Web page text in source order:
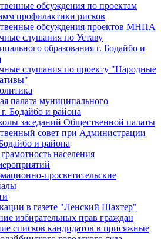
обсуждения по проектам
профилактики рисков
обсуждения проектов МНПА
слушания по Уставу
образования г. Бодайбо и
слушания по проекту "Народные
палата муниципального
Бодайбо и района
заседаний Общественной палаты
совет при Администрации
и района
населения
просветительские
в газете "Ленский Шахтер"
избирательных прав граждан
списков кандидатов в присяжные